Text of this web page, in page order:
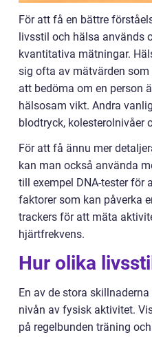
För att få en bättre
livsstil och hälsa används
kvantitativa mätningar.
sig ofta av mätvärden
att bedöma om en person
hälsosam vikt. Andra
blodtryck, kolesterolnivåer
För att få ännu mer
kan man också använda
till exempel DNA-tester för
faktorer som kan påverka
trackers för att mäta
hjärtfrekvens.
Hur olika
En av de stora
nivån av fysisk aktivitet.
på regelbunden träning